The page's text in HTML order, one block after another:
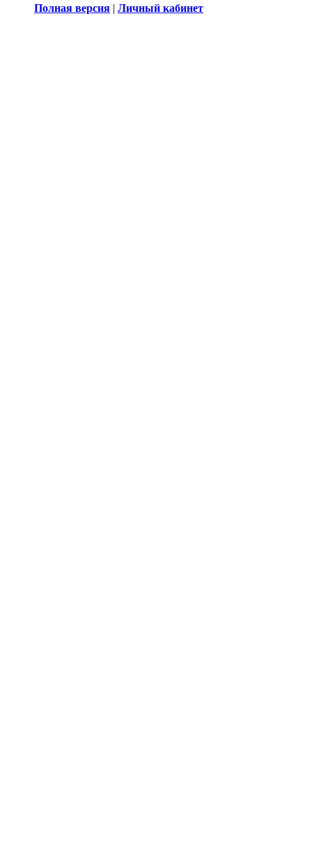
Полная версия | Личный кабинет